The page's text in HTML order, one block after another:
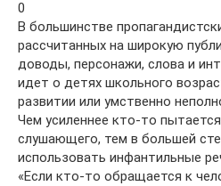
0
В большинстве
рассчитанных на широкую
доводы, персонажи, слова и
идет о детях школьного
развитии или умственно
Чем усиленнее кто-то
слушающего, тем в большей
использовать инфантильные
«Если кто-то обращается к